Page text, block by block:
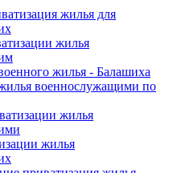
жилья для
жилья
жилья - Балашиха
военнослужащими по
жилья
жилья